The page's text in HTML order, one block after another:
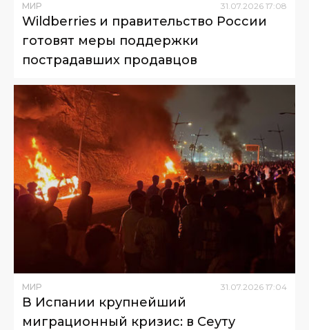
МИР 31.07.2026 17:08
Wildberries и правительство России
готовят меры поддержки
пострадавших продавцов
МИР 31 07 2026 17:04
В Испании крупнейший
миграционный кризис: в Сеуту